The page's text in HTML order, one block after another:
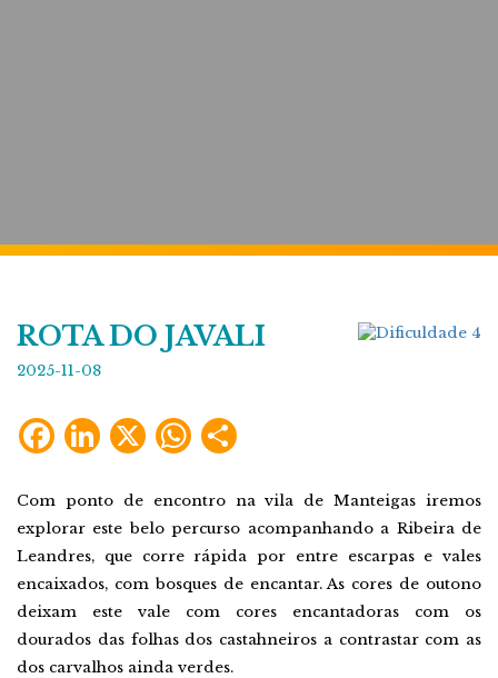
ROTA DO JAVALI
2025-11-08
FacebookLinkedIn
X WhatsApp
Com ponto de encontro na vila de Manteigas iremos
explorar este belo percurso acompanhando a Ribeira de
Leandres, que corre rápida por entre escarpas e vales
encaixados, com bosques de encantar. As cores de outono
deixam este vale com cores encantadoras com os
dourados das folhas dos castahneiros a contrastar com as
dos carvalhos ainda verdes.